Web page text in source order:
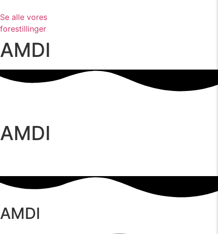
Se alle vores
forestillinger
AMDI
AMDI
AMDI